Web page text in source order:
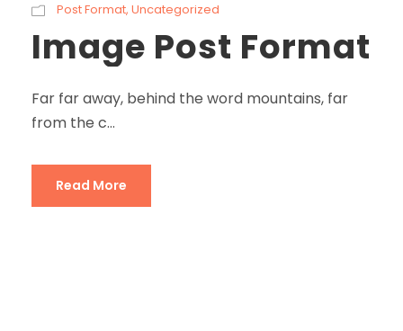
Post Format, Uncategorized
Image Post Format
Far far away, behind the word mountains, far
from the c...
Read More